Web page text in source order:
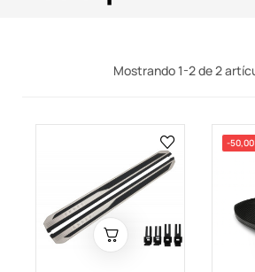
Mostrando 1-2 de 2
-